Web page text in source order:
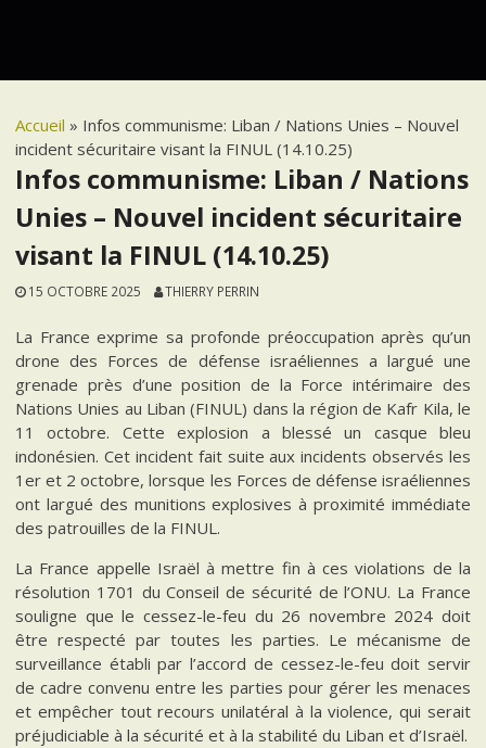
Accueil » Infos communisme: Liban / Nations Unies – Nouvel
incident sécuritaire visant la FINUL (14.10.25)
Infos communisme: Liban / Nations
Unies – Nouvel incident sécuritaire
visant la FINUL (14.10.25)
15 OCTOBRE 2025 THIERRY PERRIN
La France exprime sa profonde préoccupation après qu’un
drone des Forces de défense israéliennes a largué une
grenade près d’une position de la Force intérimaire des
Nations Unies au Liban (FINUL) dans la région de Kafr Kila, le
11 octobre. Cette explosion a blessé un casque bleu
indonésien. Cet incident fait suite aux incidents observés les
1er et 2 octobre, lorsque les Forces de défense israéliennes
ont largué des munitions explosives à proximité immédiate
des patrouilles de la FINUL.
La France appelle Israël à mettre fin à ces violations de la
résolution 1701 du Conseil de sécurité de l’ONU. La France
souligne que le cessez-le-feu du 26 novembre 2024 doit
être respecté par toutes les parties. Le mécanisme de
surveillance établi par l’accord de cessez-le-feu doit servir
de cadre convenu entre les parties pour gérer les menaces
et empêcher tout recours unilatéral à la violence, qui serait
préjudiciable à la sécurité et à la stabilité du Liban et d’Israël.